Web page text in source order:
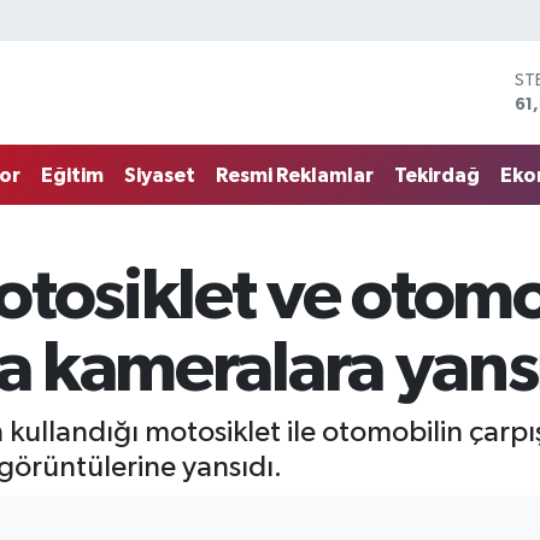
Eğitim Siyaset Resmi Reklamlar Tekirdağ
ve
kameralara
kullandığı motosiklet ile otomobilin
yansıdı.